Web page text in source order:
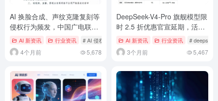
AI 换脸合成、声纹克隆复刻等
侵权行为频发，中国广电联合
会演员委员会发布严正声明
AI 新资讯 行业资讯 # AI 侵权 # AI 换脸 # 中国广播电视社会组织联合会
4个月前 5,678
DeepSeek-V4-Pro 旗舰模型限
时 2.5 折优惠官宣延期，活动
持续至今年 5 月 31 日
AI 新资讯 行业资讯 # deepseek
3个月前 5,467